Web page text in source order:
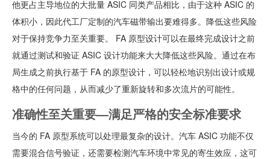
他更占主导地位的大批量 ASIC 同类产品相比，由于这种 ASIC 的
体积小，因此代工厂定制的汽车磁带输出要难得多。降低这些风险
对于保持竞争力至关重要。 FA 原型设计可以在最终完成设计之前
就通过测试和验证 ASIC 设计功能来大大降低这些风险。通过在布
局生成之前执行基于 FA 的原型设计，可以轻松地识别出设计或规
格中的任何问题，从而减少了重新旋转和多次流片的可能性。
准确性至关重要—满足严格的安全标准要求
当今的 FA 原型系统可以处理最复杂的设计。汽车 ASIC 功能不仅
需要混合信号验证，还需要检测汽车环境中常见的寄生效应，这可